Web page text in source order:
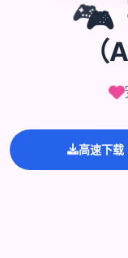
🎮🎮
高速下载